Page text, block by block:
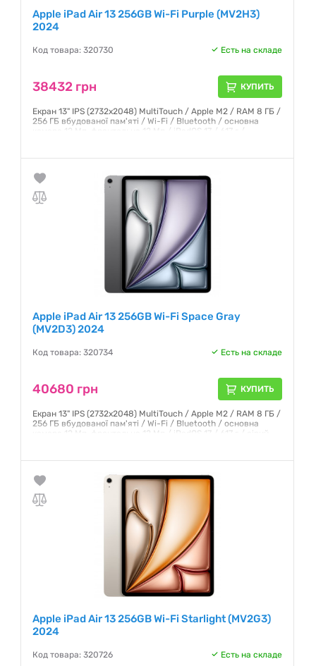
Apple iPad Air 13 256GB Wi-Fi Purple (MV2H3)
2024
Код товара: 320730 Есть на складе
38432 грн КУПИТЬ
Екран 13" IPS (2732x2048) MultiTouch / Apple M2 / RAM 8 ГБ /
256 ГБ вбудованої пам'яті / Wi-Fi / Bluetooth / основна
камера 12 Мп, фронтальна 12 Мп / iPadOS 17 / 617 г /
Гарантия:6 месяцев
Apple iPad Air 13 256GB Wi-Fi Space Gray
(MV2D3) 2024
Код товара: 320734 Есть на складе
40680 грн КУПИТЬ
Екран 13" IPS (2732x2048) MultiTouch / Apple M2 / RAM 8 ГБ /
256 ГБ вбудованої пам'яті / Wi-Fi / Bluetooth / основна
камера 12 Мп, фронтальна 12 Мп / iPadOS 17 / 617 г / сірий
Apple iPad Air 13 256GB Wi-Fi Starlight (MV2G3)
2024
Код товара: 320726 Есть на складе